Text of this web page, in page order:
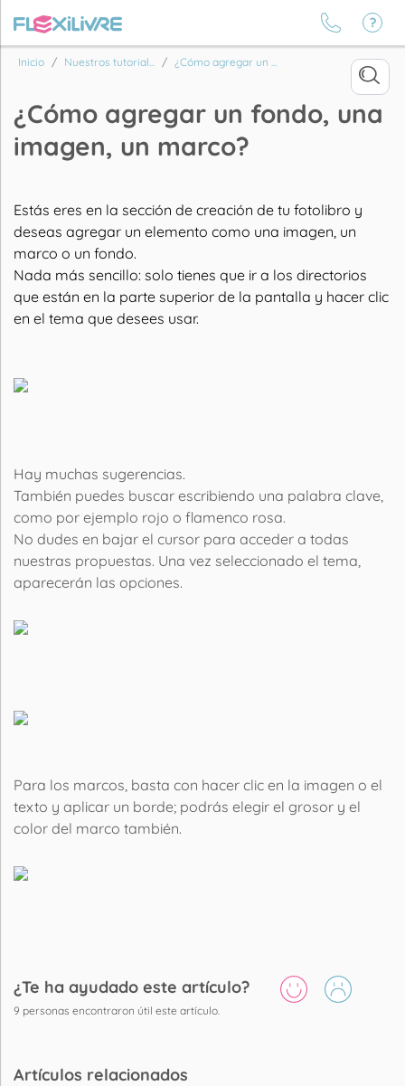
Inicio Nuestros tutorial... ¿Cómo agregar un ...
¿Cómo agregar un fondo, una
imagen, un marco?
Estás eres en la sección de creación de tu fotolibro y
deseas agregar un elemento como una imagen, un
marco o un fondo.
Nada más sencillo: solo tienes que ir a los directorios
que están en la parte superior de la pantalla y hacer clic
en el tema que desees usar.
Hay muchas sugerencias.
También puedes buscar escribiendo una palabra clave,
como por ejemplo rojo o flamenco rosa.
No dudes en bajar el cursor para acceder a todas
nuestras propuestas. Una vez seleccionado el tema,
aparecerán las opciones.
Para los marcos, basta con hacer clic en la imagen o el
texto y aplicar un borde; podrás elegir el grosor y el
color del marco también.
¿Te ha ayudado este artículo?
9 personas encontraron útil este artículo.
Artículos relacionados